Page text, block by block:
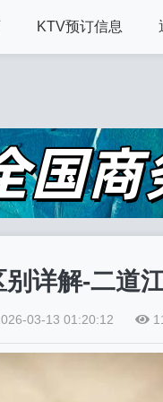
KTV预订信息
详解-二道
03-13 01:20:12